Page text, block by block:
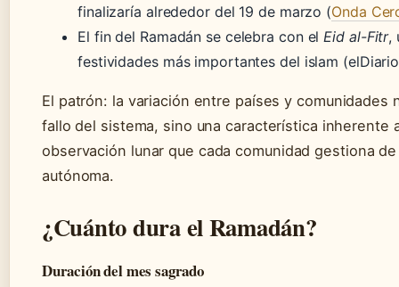
finalizaría alrededor del 19 de marzo (Onda
El fin del Ramadán se celebra con elEid al-Fitr,
festividades más importantes del islam
El patrón: la variación entre países y comunidades
fallo del sistema, sino una característica inherente
observación lunar que cada comunidad gestiona
autónoma.
¿Cuánto dura el Ramadán?
Duración del mes sagrado